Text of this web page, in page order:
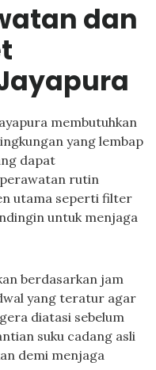
dan
membutuhkan
yang lembap
dapat
rutin
utama seperti filter
untuk menjaga
berdasarkan jam
yang teratur agar
diatasi sebelum
suku cadang asli
demi menjaga